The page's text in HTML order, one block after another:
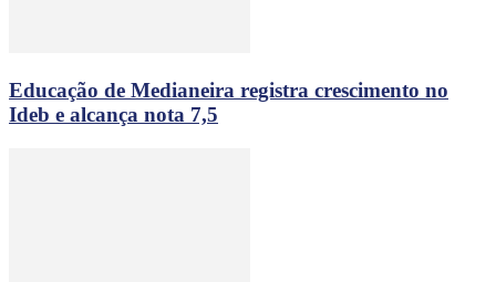
Educação de Medianeira registra crescimento no
Ideb e alcança nota 7,5